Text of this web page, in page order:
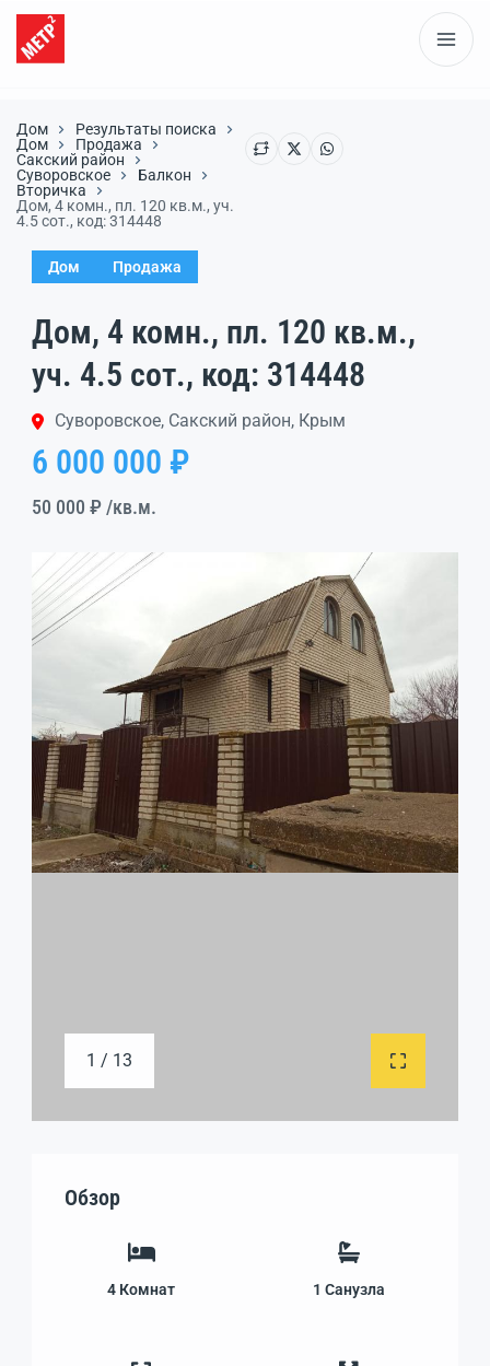
Дом
Результаты поиска
Дом
Продажа
Сакский район
Суворовское
Балкон
Вторичка
Дом, 4 комн., пл. 120 кв.м., уч.
4.5 сот., код: 314448
Дом Продажа
Дом, 4 комн., пл. 120 кв.м.,
уч. 4.5 сот., код: 314448
Суворовское, Сакский район, Крым
6 000 000 ₽
50 000 ₽ /кв.м.
1 / 13
Обзор
4 Комнат 1 Санузла